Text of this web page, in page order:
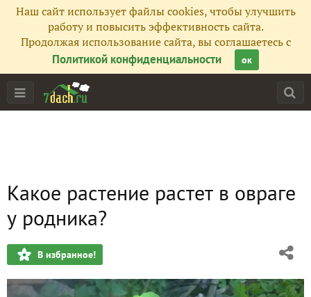
Наш сайт использует файлы cookies, чтобы улучшить
работу и повысить эффективность сайта.
Продолжая использование сайта, вы соглашаетесь с
Политикой конфиденциальности
ок
Какое растение растет в овраге
у родника?
В избранное!